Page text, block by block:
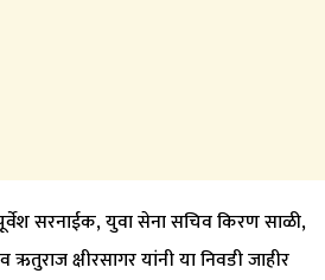
सरनाईक, युवा सेना सचिव किरण साळी,
ऋतुराज क्षीरसागर यांनी या निवडी जाहीर